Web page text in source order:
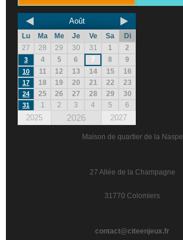
Août
Lu Ma Me Je Ve Sa
Di
27
28 29 30 31 1 2
3 4 5 6 7 8 9
10 11 12 13 14 15 16
17 18 19 20 21 22 23
24 25 26 27 28 29 30
31 1 2 3 4 5 6
2025 2026 2027
Maison de quartier de la Naspe
27 Allée de la Champagne
31770 Colomiers
contact@citeenjeux.fr